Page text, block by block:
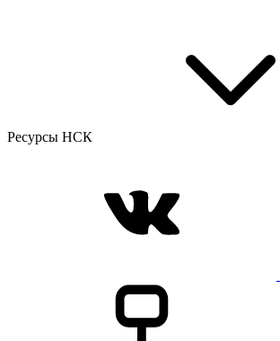
Ресурсы НСК